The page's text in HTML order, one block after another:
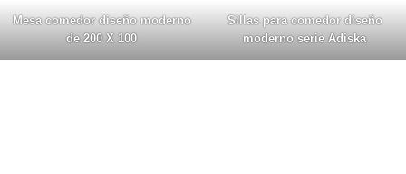
Mesa comedor diseño moderno
de 200 X 100
Sillas para comedor diseño
moderno serie Adiska